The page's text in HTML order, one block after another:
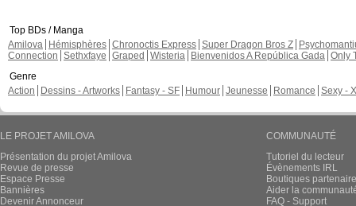
Top BDs / Manga
Amilova
Hémisphères Chronoctis Express Super Dragon Bros Z
Connection Sethxfaye Graped Wisteria Bienvenidos A República Gada Only
Genre
Action
Dessins - Artworks Fantasy - SF Humour Jeunesse Romance Sexy -
LE PROJET AMILOVA
Présentation du projet Amilova
Revue de presse
Espace Presse
Bannières
Devenir Annonceur
COMMUNAUTÉ
Tutoriel du lecteur
Évènements IRL
Boutiques
Aider la
FAQ - Support